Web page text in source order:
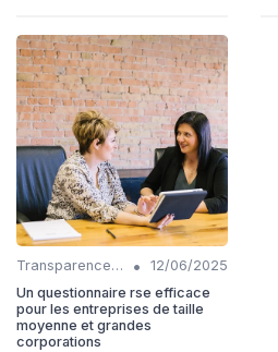
Transparence et reporting •
12/06/2025
Un questionnaire rse efficace
pour les entreprises de taille
moyenne et grandes
corporations